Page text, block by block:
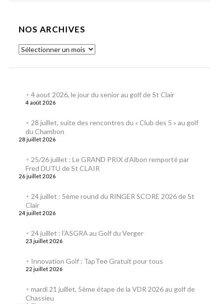
NOS ARCHIVES
4 aout 2026, le jour du senior au golf de St Clair
4 août 2026
28 juillet, suite des rencontres du « Club des 5 » au golf
du Chambon
28 juillet 2026
25/26 juillet : Le GRAND PRIX d’Albon remporté par
Fred DUTU de St CLAIR
26 juillet 2026
24 juillet : 5ème round du RINGER SCORE 2026 de St
Clair
24 juillet 2026
24 juillet : l’ASGRA au Golf du Verger
23 juillet 2026
Innovation Golf : TapTee Gratuit pour tous
22 juillet 2026
mardi 21 juillet, 5ème étape de la VDR 2026 au golf de
Chassieu